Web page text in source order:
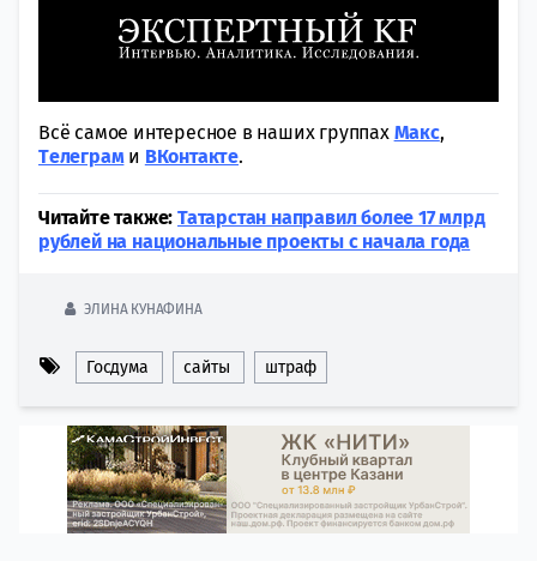
Всё самое интересное в наших группах Макс,
Tелеграми ВКонтакте.
Читайте также: Татарстан направил более 17 млрд
рублей на национальные проекты с начала года
ЭЛИНА КУНАФИНА
Госдума сайты штраф